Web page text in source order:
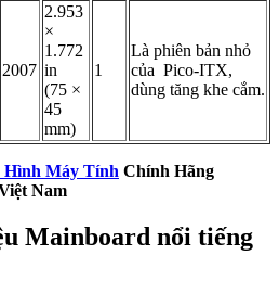
2007
2.953
×
1.772
in
(75 ×
45
mm)
1
Là phiên bản nhỏ
của Pico-ITX,
dùng tăng khe cắm.
Hình Máy Tính Chính Hãng
Nam
Mainboard nổi tiếng